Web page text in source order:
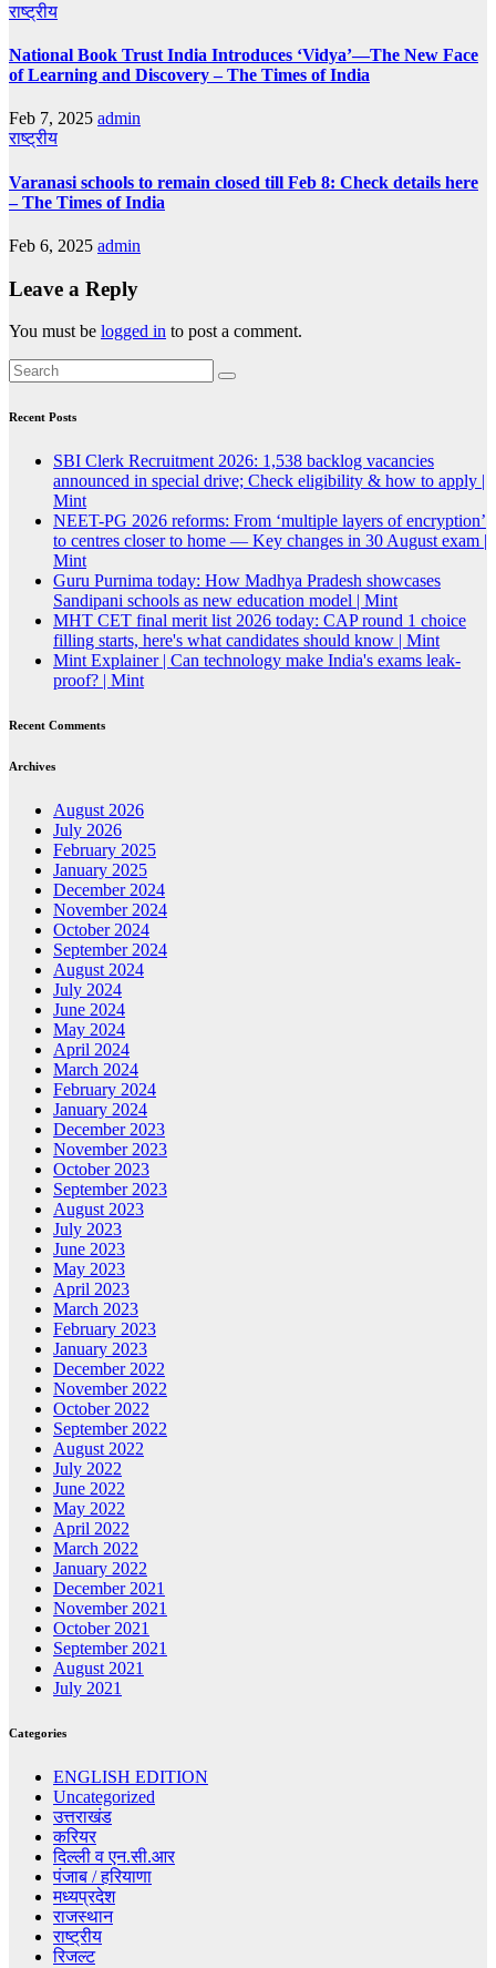
राष्ट्रीय
National Book Trust India Introduces ‘Vidya’—The New Face
of Learning and Discovery – The Times of India
Feb 7, 2025 admin
राष्ट्रीय
Varanasi schools to remain closed till Feb 8: Check details here
– The Times of India
Feb 6, 2025 admin
Leave a Reply
You must be logged in to post a comment.
Recent Posts
SBI Clerk Recruitment 2026: 1,538 backlog vacancies
announced in special drive; Check eligibility & how to apply |
Mint
NEET-PG 2026 reforms: From ‘multiple layers of encryption’
to centres closer to home — Key changes in 30 August exam |
Mint
Guru Purnima today: How Madhya Pradesh showcases
Sandipani schools as new education model | Mint
MHT CET final merit list 2026 today: CAP round 1 choice
filling starts, here's what candidates should know | Mint
Mint Explainer | Can technology make India's exams leak-
proof? | Mint
Recent Comments
Archives
August 2026
July 2026
February 2025
January 2025
December 2024
November 2024
October 2024
September 2024
August 2024
July 2024
June 2024
May 2024
April 2024
March 2024
February 2024
January 2024
December 2023
November 2023
October 2023
September 2023
August 2023
July 2023
June 2023
May 2023
April 2023
March 2023
February 2023
January 2023
December 2022
November 2022
October 2022
September 2022
August 2022
July 2022
June 2022
May 2022
April 2022
March 2022
January 2022
December 2021
November 2021
October 2021
September 2021
August 2021
July 2021
Categories
ENGLISH EDITION
Uncategorized
उत्तराखंड
करियर
दिल्ली व एन.सी.आर
पंजाब / हरियाणा
मध्यप्रदेश
राजस्थान
राष्ट्रीय
रिजल्ट